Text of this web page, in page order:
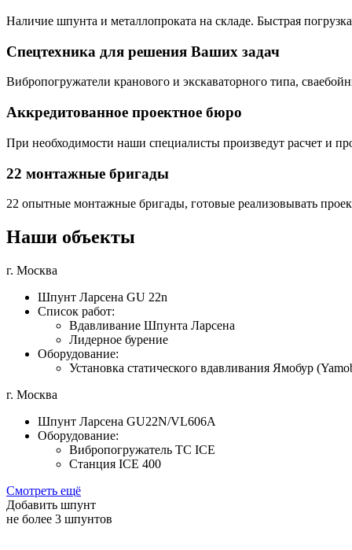
Наличие шпунта и металлопроката на складе. Быстрая
Спецтехника для решения Ваших задач
Вибропогружатели кранового и экскаваторного типа,
Аккредитованное проектное бюро
При необходимости наши специалисты произведут расчет и
22 монтажные бригады
22 опытные монтажные бригады, готовые реализовывать
Наши объекты
г. Москва
Шпунт Ларсена GU 22n
Список работ:
Вдавливание Шпунта Ларсена
Лидерное бурение
Оборудование:
Установка статического вдавливания Ямобур
г. Москва
Шпунт Ларсена GU22N/VL606A
Оборудование:
Вибропогружатель TC ICE
Станция ICE 400
Смотреть ещё
Добавить шпунт
не более 3 шпунтов